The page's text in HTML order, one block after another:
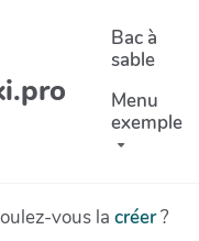
Bac à
sable
Menu
exemple
vous la créer?